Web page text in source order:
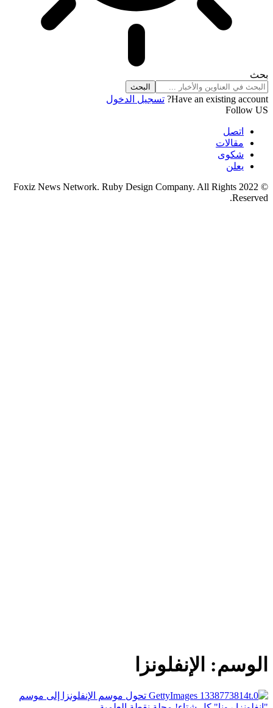
بحث
Have an existing account?
تسجيل الدخول
Follow US
اتصل
مقالات
شكوى
يعلن
© 2022 Foxiz News Network. Ruby Design Company. All Rights
Reserved.
الوسم: الإنفلونزا